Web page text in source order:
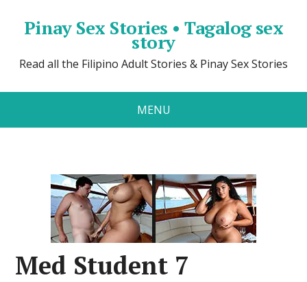
Pinay Sex Stories • Tagalog sex
story
Read all the Filipino Adult Stories & Pinay Sex Stories
MENU
Med Student 7